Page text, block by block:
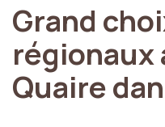
Grand
régionaux
Quaire